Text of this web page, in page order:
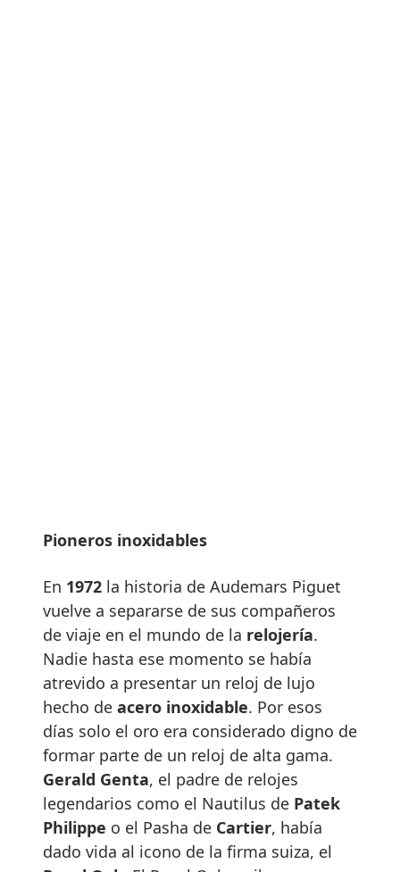
Pioneros inoxidables
En 1972 la historia de Audemars Piguet
vuelve a separarse de sus compañeros
de viaje en el mundo de la relojería.
Nadie hasta ese momento se había
atrevido a presentar un reloj de lujo
hecho de acero inoxidable. Por esos
días solo el oro era considerado digno de
formar parte de un reloj de alta gama.
Gerald Genta, el padre de relojes
legendarios como el Nautilus de Patek
Philippe o el Pasha de Cartier, había
dado vida al icono de la firma suiza, el